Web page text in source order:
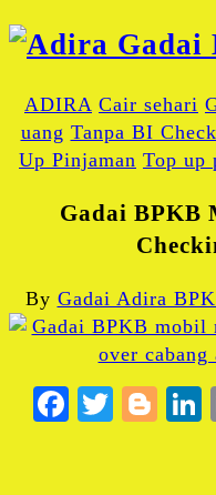
ADIRA Cair sehari
uang Tanpa BI
Up Pinjaman Top up
Gadai BPKB
By Gadai Adira
Facebook